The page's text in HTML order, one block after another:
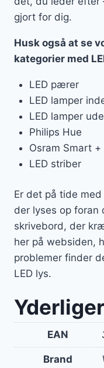
gjort for dig.
Husk også at se
kategorier med
LED pærer
LED lamper
LED lamper
Philips Hue
Osram Smart +
LED striber
Er det på tide
der lyses op foran
skrivebord, der
her på websiden,
problemer finder
LED lys.
EAN
Brand